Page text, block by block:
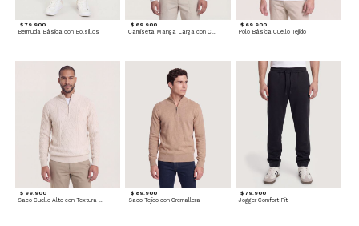
$ 79.900
Bermuda Básica con Bolsillos
$ 69.900
Camiseta Manga Larga con Cuello Henley
$ 69.900
Polo Básica Cuello Tejido
$ 99.900
Saco Cuello Alto con Textura Trenzada
$ 89.900
Saco Tejido con Cremallera
$ 79.900
Jogger Comfort Fit